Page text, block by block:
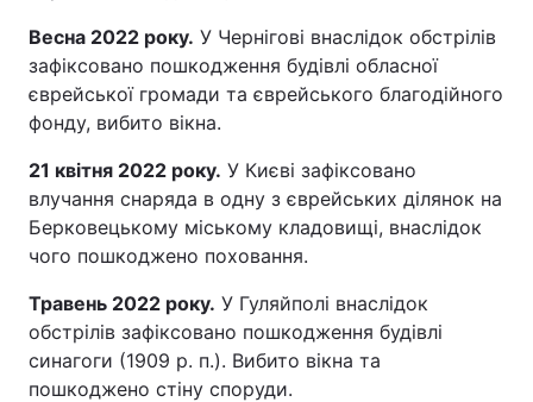
Весна 2022 року. У Чернігові внаслідок обстрілів
зафіксовано пошкодження будівлі обласної
єврейської громади та єврейського благодійного
фонду, вибито вікна.
21 квітня 2022 року. У Києві зафіксовано
влучання снаряда в одну з єврейських ділянок на
Берковецькому міському кладовищі, внаслідок
чого пошкоджено поховання.
Травень 2022 року. У Гуляйполі внаслідок
обстрілів зафіксовано пошкодження будівлі
синагоги (1909 р. п.). Вибито вікна та
пошкоджено стіну споруди.